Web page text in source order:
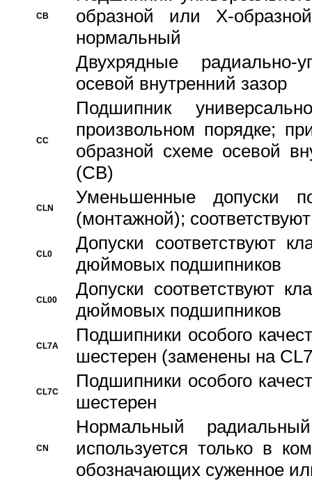
CB
образной или Х-
нормальный
Двухрядные радиально-
осевой внутренний зазор
CC
Подшипник
произвольном порядке;
образной схеме осевой
(CB)
CLN
Уменьшенные
(монтажной);
CL0
Допуски соответствуют
дюймовых подшипников
CL00
Допуски соответствуют
дюймовых подшипников
CL7A
Подшипники особого
шестерен (заменены на
CL7C
Подшипники особого
шестерен
CN
Hормальный
используется только в
обозначающих суженное